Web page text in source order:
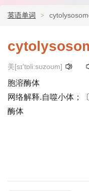
英语单词
美[sɪ'tɒli:sʊzoʊm]
胞溶酶体
网络解释.自噬小体；
酶体